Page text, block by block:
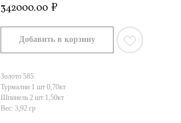
342000,00 ₽
Добавить в корзину
Золото 585
Турмалин 1 шт 0,70кт
Шпинель 2 шт 1,50кт
Вес: 3,92 гр